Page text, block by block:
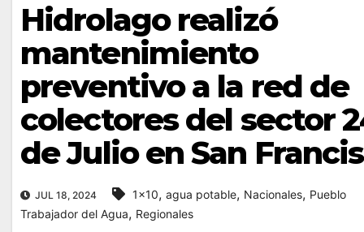
Hidrolago realizó
mantenimiento
preventivo a la red de
colectores del sector
de Julio en San
JUL 18, 2024 1x10, agua potable, Nacionales, Pueblo
Trabajador del Agua, Regionales